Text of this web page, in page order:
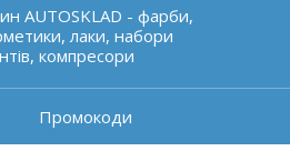
AUTOSKLAD - фарби,
лаки, набори
компресори
Промокоди